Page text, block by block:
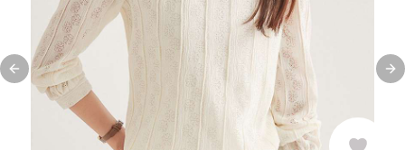
Previous slide